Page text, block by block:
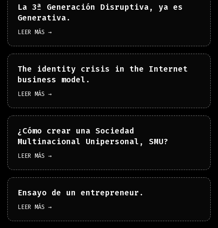
La 3ª Generación Disruptiva, ya es
Generativa.
LEER MÁS →
The identity crisis in the Internet
business model.
LEER MÁS →
¿Cómo crear una Sociedad
Multinacional Unipersonal, SMU?
LEER MÁS →
Ensayo de un entrepreneur.
LEER MÁS →